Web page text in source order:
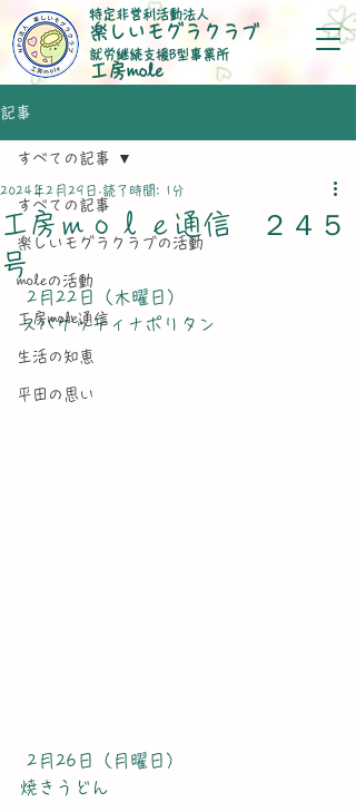
特定非営利活動法人
楽しいモグラクラブ
就労継続支援B型事業所
​工房mole
記事
すべての記事
楽しいモグラクラブの活動
moleの活動
工房mole通信
生活の知恵
平田の思い
すべての記事
工房ｍｏｌｅ通信 ２４５
号
2024年2月29日 読了時間: 1分
2月22日（木曜日）
スパゲッティナポリタン
2月26日（月曜日）
焼きうどん